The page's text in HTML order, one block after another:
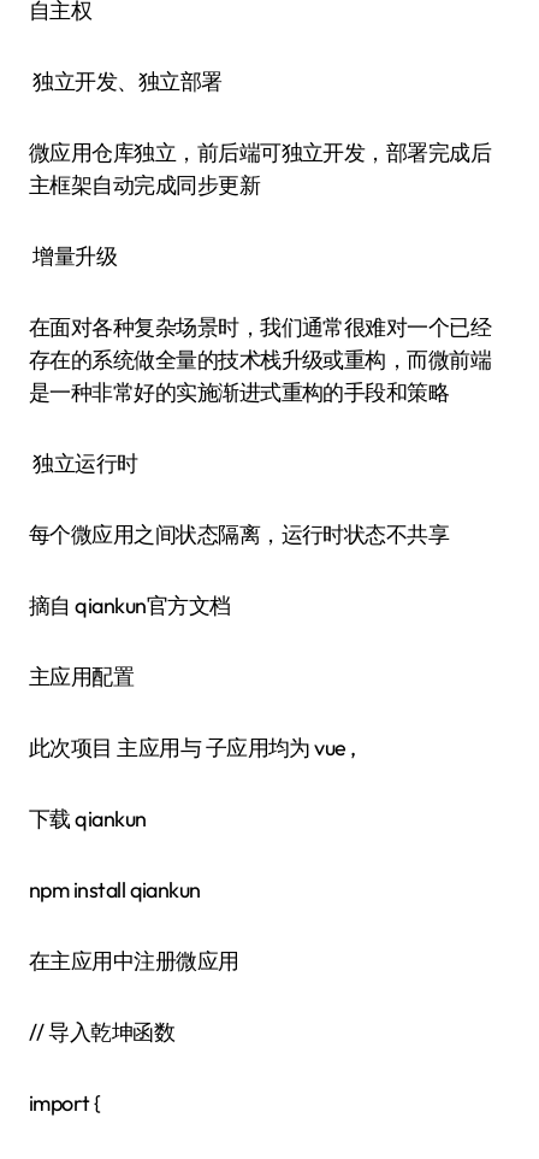
自主权
独立开发、独立部署
微应用仓库独立，前后端可独立开发，部署完成后
主框架自动完成同步更新
增量升级
在面对各种复杂场景时，我们通常很难对一个已经
存在的系统做全量的技术栈升级或重构，而微前端
是一种非常好的实施渐进式重构的手段和策略
独立运行时
每个微应用之间状态隔离，运行时状态不共享
摘自 qiankun官方文档
主应用配置
此次项目 主应用与 子应用均为 vue ,
下载 qiankun
npm install qiankun
在主应用中注册微应用
// 导入乾坤函数
import {